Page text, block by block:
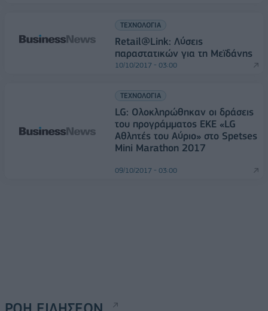
ΤΕΧΝΟΛΟΓΙΑ
Retail@Link: Λύσεις
παραστατικών για τη Μεϊδάνης
10/10/2017 - 03:00
ΤΕΧΝΟΛΟΓΙΑ
LG: Ολοκληρώθηκαν οι δράσεις
του προγράμματος ΕΚΕ «LG
Αθλητές του Αύριο» στο Spetses
Mini Marathon 2017
09/10/2017 - 03:00